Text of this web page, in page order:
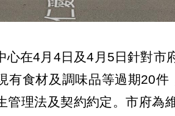
心在4月4日及4月5日針對市
有食材及調味品等過期20件
管理法及契約約定。市府為